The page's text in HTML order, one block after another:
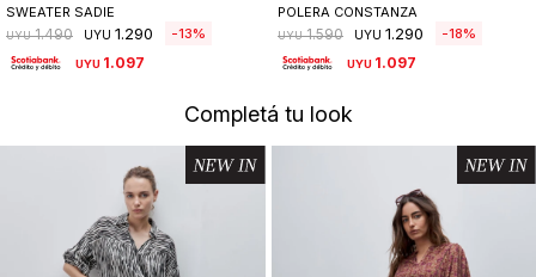
SWEATER SADIE
UYU 1.490 UYU 1.290 13
UYU 1.097
POLERA CONSTANZA
UYU 1.590 UYU 1.290 18
UYU 1.097
Completá tu look